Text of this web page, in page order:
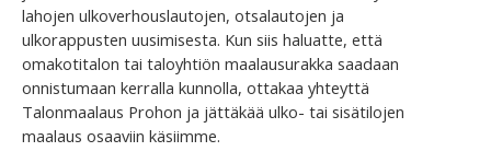
lahojen ulkoverhouslautojen, otsalautojen ja
ulkorappusten uusimisesta. Kun siis haluatte, että
omakotitalon tai taloyhtiön maalausurakka saadaan
onnistumaan kerralla kunnolla, ottakaa yhteyttä
Talonmaalaus Prohon ja jättäkää ulko- tai sisätilojen
maalaus osaaviin käsiimme.